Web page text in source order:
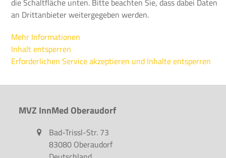
die Schaltfläche unten. Bitte beachten Sie, dass dabei Daten
an Drittanbieter weitergegeben werden.
Mehr Informationen
Inhalt entsperren
Erforderlichen Service akzeptieren und Inhalte entsperren
MVZ InnMed Oberaudorf
Bad-Trissl-Str. 73
83080 Oberaudorf